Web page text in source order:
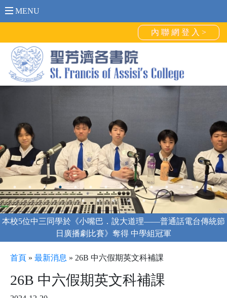
MENU
內 聯 網 登 入 >
本校5位中三同學於《小嘴巴．說大道理——普通話電台傳統節
日廣播劇比賽》奪得 中學組冠軍
首頁 » 最新消息 » 26B 中六假期英文科補課
26B 中六假期英文科補課